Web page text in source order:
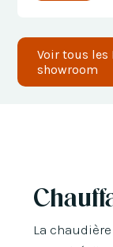
Voir tous les
showroom
La